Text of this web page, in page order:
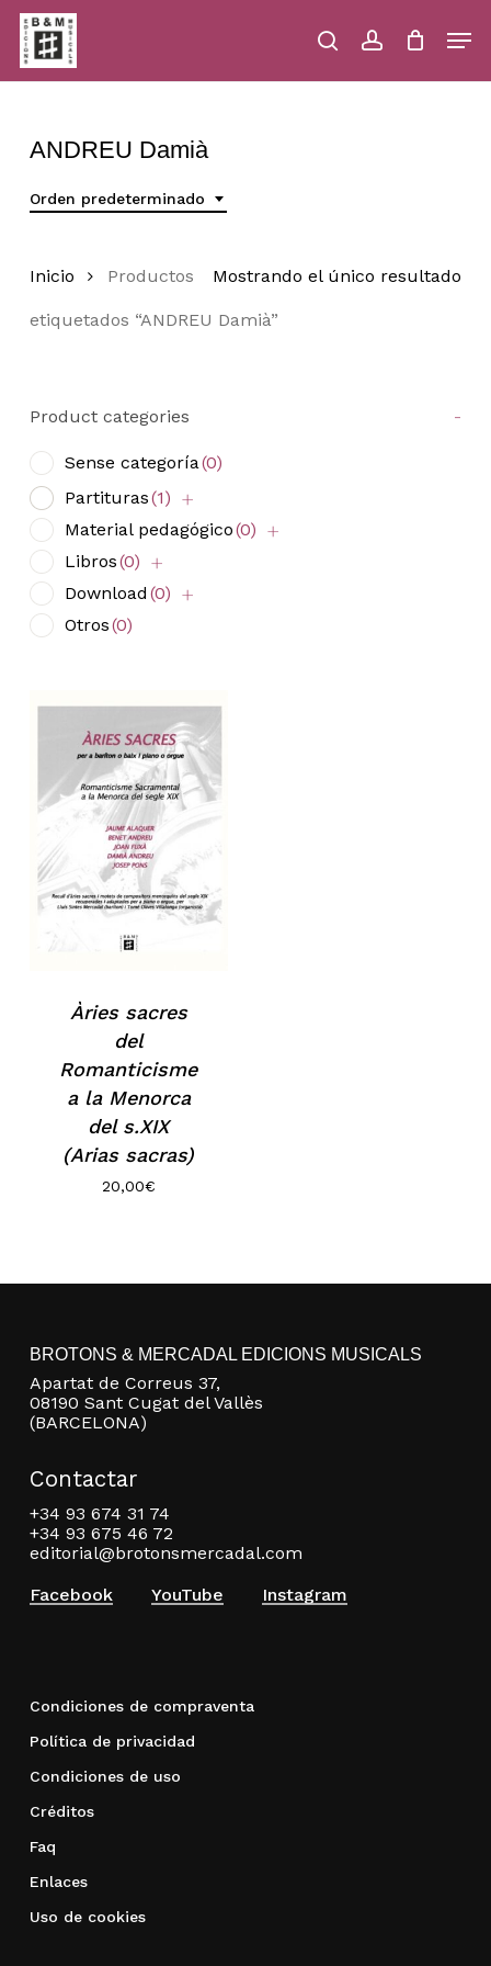
Skip
main
content
searchaccount
Close
No hay productos en el carrito.
Go to shop
ANDREU Damià
Orden predeterminado
Mostrando el único resultado
Inicio Productos
etiquetados “ANDREU Damià”
Product categories -
Sense categoría(0)
Partituras(1)
Material pedagógico(0)
Libros(0)
Download (0)
Otros(0)
Àries sacres
del
Romanticisme
a la Menorca
del s.XIX
(Arias sacras)
20,00€
BROTONS & MERCADAL EDICIONS MUSICALS
Apartat de Correus 37,
08190 Sant Cugat del Vallès
(BARCELONA)
Contactar
+34 93 674 31 74
+34 93 675 46 72
editorial@brotonsmercadal.com
Facebook
YouTube Instagram
Condiciones de compraventa
Política de privacidad
Condiciones de uso
Créditos
Faq
Enlaces
Uso de cookies
Menu